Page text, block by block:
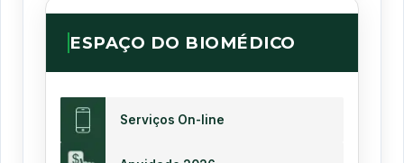
ESPAÇO DO BIOMÉDICO
Serviços On-line